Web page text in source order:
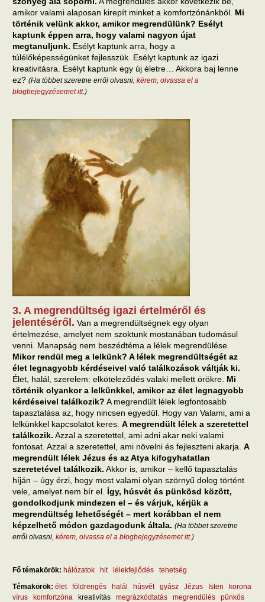
amikor valami alaposan kirepít minket a komfortzónánkból. Mi
történik velünk akkor, amikor megrendülünk? Esélyt
kaptunk éppen arra, hogy valami nagyon újat
megtanuljunk. Esélyt kaptunk arra, hogy a
túlélőképességünket fejlesszük. Esélyt kaptunk az igazi
kreativitásra. Esélyt kaptunk egy új életre… Akkora baj lenne
ez? (Ha többet szeretne erről olvasni, kérem, olvassa el a
blogbejegyzésemet itt.)
3. A megrendültség igazi értelméről és
jelentéséről. Van a megrendültségnek egy olyan
értelmezése, amelyet nem szoktunk mostanában tudomásul
venni. Manapság nem beszédtéma a lélek megrendülése.
Mikor rendül meg a lelkünk? A lélek megrendültségét az
élet legnagyobb kérdéseivel való találkozások váltják ki.
Élet, halál, szerelem: elköteleződés valaki mellett örökre. Mi
történik olyankor a lelkünkkel, amikor az élet legnagyobb
kérdéseivel találkozik? A megrendült lélek legfontosabb
tapasztalása az, hogy nincsen egyedül. Hogy van Valami, ami a
lelkünkkel kapcsolatot keres. A megrendült lélek a szeretettel
találkozik. Azzal a szeretettel, ami adni akar neki valami
fontosat. Azzal a szeretettel, ami növelni és fejleszteni akarja. A
megrendült lélek Jézus és az Atya kifogyhatatlan
szeretetével találkozik. Akkor is, amikor – kellő tapasztalás
híján – úgy érzi, hogy most valami olyan szörnyű dolog történt
vele, amelyet nem bír el. Így, húsvét és pünkösd között,
gondolkodjunk mindezen el – és várjuk, kérjük a
megrendültség lehetőségét – mert korábban el nem
képzelhető módon gazdagodunk általa. (Ha többet szeretne
erről olvasni, kérem, olvassa el a blogbejegyzésemet itt.)
Fő témakörök: hálózatok hit lélekfejlődés
tehetség
Témakörök: élet földrengés halál húsvét gyász Jézus Isten
korona
vírus
komfortzóna kreativitás megrázkódtatás megrendülés
pünkös